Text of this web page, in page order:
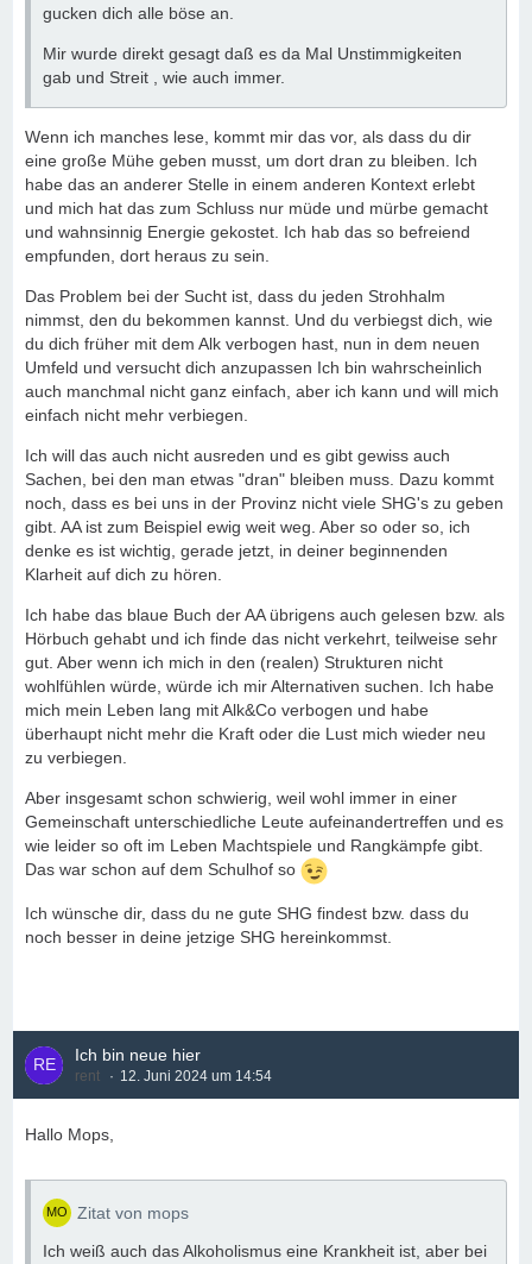
gucken dich alle böse an.
Mir wurde direkt gesagt daß es da Mal Unstimmigkeiten
gab und Streit , wie auch immer.
Wenn ich manches lese, kommt mir das vor, als dass du dir
eine große Mühe geben musst, um dort dran zu bleiben. Ich
habe das an anderer Stelle in einem anderen Kontext erlebt
und mich hat das zum Schluss nur müde und mürbe gemacht
und wahnsinnig Energie gekostet. Ich hab das so befreiend
empfunden, dort heraus zu sein.
Das Problem bei der Sucht ist, dass du jeden Strohhalm
nimmst, den du bekommen kannst. Und du verbiegst dich, wie
du dich früher mit dem Alk verbogen hast, nun in dem neuen
Umfeld und versucht dich anzupassen Ich bin wahrscheinlich
auch manchmal nicht ganz einfach, aber ich kann und will mich
einfach nicht mehr verbiegen.
Ich will das auch nicht ausreden und es gibt gewiss auch
Sachen, bei den man etwas "dran" bleiben muss. Dazu kommt
noch, dass es bei uns in der Provinz nicht viele SHG's zu geben
gibt. AA ist zum Beispiel ewig weit weg. Aber so oder so, ich
denke es ist wichtig, gerade jetzt, in deiner beginnenden
Klarheit auf dich zu hören.
Ich habe das blaue Buch der AA übrigens auch gelesen bzw. als
Hörbuch gehabt und ich finde das nicht verkehrt, teilweise sehr
gut. Aber wenn ich mich in den (realen) Strukturen nicht
wohlfühlen würde, würde ich mir Alternativen suchen. Ich habe
mich mein Leben lang mit Alk&Co verbogen und habe
überhaupt nicht mehr die Kraft oder die Lust mich wieder neu
zu verbiegen.
Aber insgesamt schon schwierig, weil wohl immer in einer
Gemeinschaft unterschiedliche Leute aufeinandertreffen und es
wie leider so oft im Leben Machtspiele und Rangkämpfe gibt.
Das war schon auf dem Schulhof so
Ich wünsche dir, dass du ne gute SHG findest bzw. dass du
noch besser in deine jetzige SHG hereinkommst.
Ich bin neue hier
rent 12. Juni 2024 um 14:54
Hallo Mops,
Zitat von mops
Ich weiß auch das Alkoholismus eine Krankheit ist, aber bei